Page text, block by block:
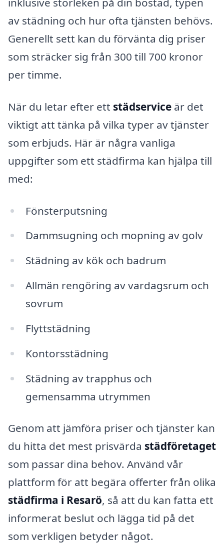
av städning och hur ofta tjänsten behövs.
Generellt sett kan du förvänta dig priser
som sträcker sig från 300 till 700 kronor
per timme.
När du letar efter ett städservice är det
viktigt att tänka på vilka typer av tjänster
som erbjuds. Här är några vanliga
uppgifter som ett städfirma kan hjälpa till
med:
Fönsterputsning
Dammsugning och mopning av golv
Städning av kök och badrum
Allmän rengöring av vardagsrum och
sovrum
Flyttstädning
Kontorsstädning
Städning av trapphus och
gemensamma utrymmen
Genom att jämföra priser och tjänster kan
du hitta det mest prisvärda städföretaget
som passar dina behov. Använd vår
plattform för att begära offerter från olika
städfirma i Resarö, så att du kan fatta ett
informerat beslut och lägga tid på det
som verkligen betyder något.